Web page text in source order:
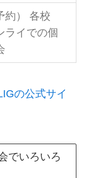
約） 各校
ライでの個
の公式サイ
でいろいろ